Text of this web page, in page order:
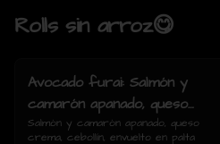
Rolls sin arroz😋
Avocado furai: Salmón y
camarón apanado, queso
crema, cebollín, envuelto en
Salmón y camarón apanado, queso
crema, cebollín, envuelto en palta